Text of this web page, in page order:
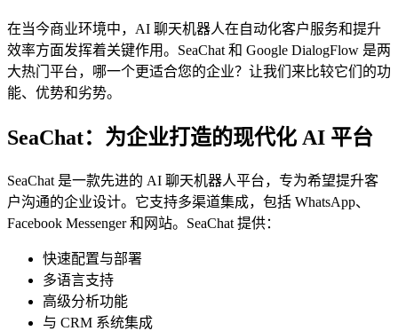
在当今商业环境中，AI 聊天机器人在自动化客户服务和提升
效率方面发挥着关键作用。SeaChat 和 Google DialogFlow 是两
大热门平台，哪一个更适合您的企业？让我们来比较它们的功
能、优势和劣势。
SeaChat：为企业打造的现代化 AI 平台
SeaChat 是一款先进的 AI 聊天机器人平台，专为希望提升客
户沟通的企业设计。它支持多渠道集成，包括 WhatsApp、
Facebook Messenger 和网站。SeaChat 提供：
快速配置与部署
多语言支持
高级分析功能
与 CRM 系统集成